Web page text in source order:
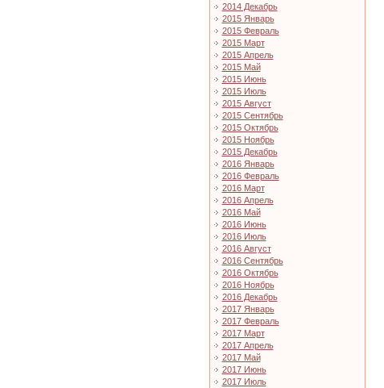
2014 Декабрь
2015 Январь
2015 Февраль
2015 Март
2015 Апрель
2015 Май
2015 Июнь
2015 Июль
2015 Август
2015 Сентябрь
2015 Октябрь
2015 Ноябрь
2015 Декабрь
2016 Январь
2016 Февраль
2016 Март
2016 Апрель
2016 Май
2016 Июнь
2016 Июль
2016 Август
2016 Сентябрь
2016 Октябрь
2016 Ноябрь
2016 Декабрь
2017 Январь
2017 Февраль
2017 Март
2017 Апрель
2017 Май
2017 Июнь
2017 Июль